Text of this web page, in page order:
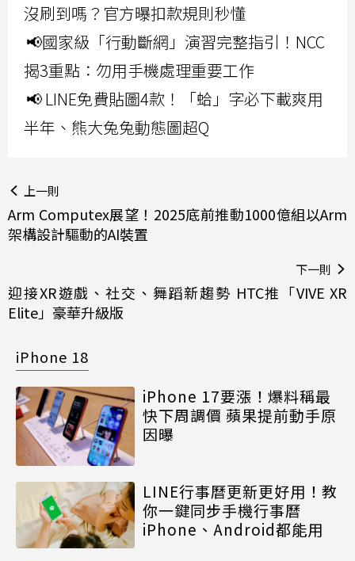
沒刷到嗎？官方曝扣款規則秒懂
📢國家級「行動斷網」演習完整指引！NCC
揭3重點：勿用手機處理重要工作
📢 LINE免費貼圖4款！「蛤」字必下載爽用
半年、熊大兔兔動態圖超Q
上一則
Arm Computex展望！2025底前推動1000億組以Arm
架構設計驅動的AI裝置
下一則
迎接XR遊戲、社交、舞蹈新趨勢 HTC推「VIVE XR
Elite」豪華升級版
iPhone 18
iPhone 17要漲！爆料稱最
快下周調價 蘋果提前動手原
因曝
LINE行事曆更新更好用！教
你一鍵同步手機行事曆
iPhone、Android都能用